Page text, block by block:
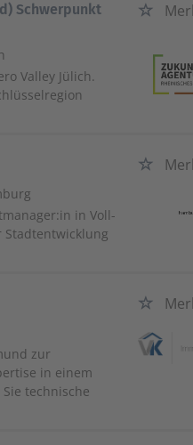
Schwerpunkt
Valley Jülich.
in Voll-
Stadtentwicklung
zur
in einem
technische